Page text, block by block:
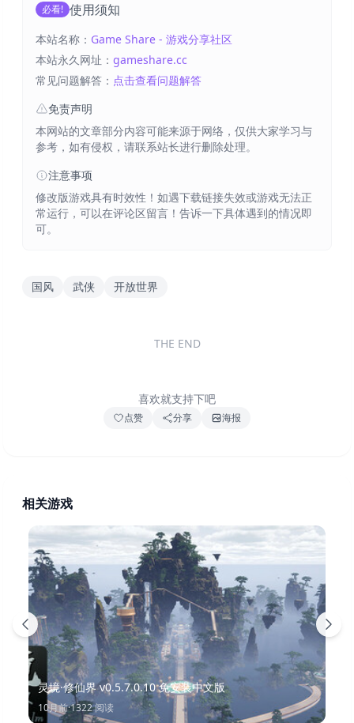
必看! 使用须知
本站名称： Game Share - 游戏分享社区
本站永久网址： gameshare.cc
常见问题解答： 点击查看问题解答
免责声明
本网站的文章部分内容可能来源于网络，仅供大家学习与
参考，如有侵权，请联系站长进行删除处理。
注意事项
修改版游戏具有时效性！如遇下载链接失效或游戏无法正
常运行，可以在评论区留言！告诉一下具体遇到的情况即
可。
国风 武侠 开放世界
THE END
喜欢就支持下吧
点赞 分享 海报
相关游戏
灵境·修仙界 v0.5.7.0.10 免安装中文版
10月前·1322阅读